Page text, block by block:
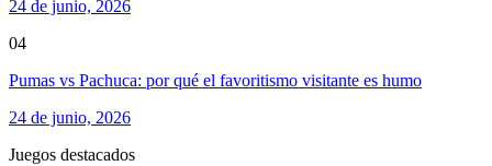
24 de junio, 2026
04
Pumas vs Pachuca: por qué el favoritismo visitante es humo
24 de junio, 2026
Juegos destacados